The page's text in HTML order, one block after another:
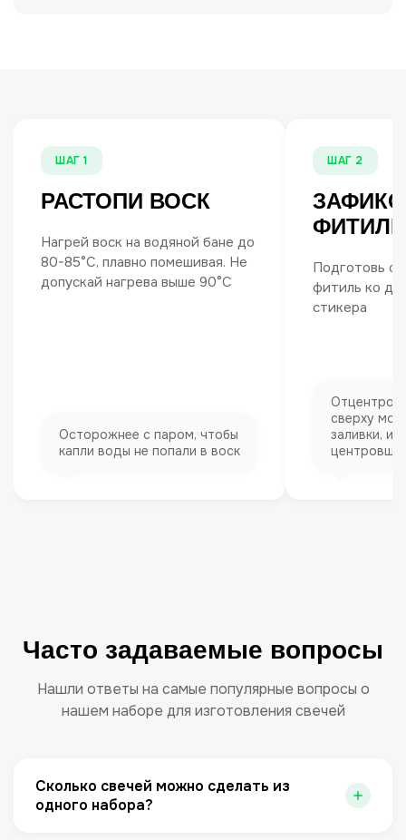
ШАГ 1
РАСТОПИ ВОСК
Нагрей воск на водяной бане до
80-85°C, плавно помешивая. Не
допускай нагрева выше 90°С
Осторожнее с паром, чтобы
капли воды не попали в воск
ШАГ 2
ФИТИЛЬ
Подготовь
фитиль ко
стикера
сверху
заливки,
Часто задаваемые вопросы
Нашли ответы на самые популярные вопросы о
нашем наборе для изготовления свечей
Сколько свечей можно сделать из
одного набора?